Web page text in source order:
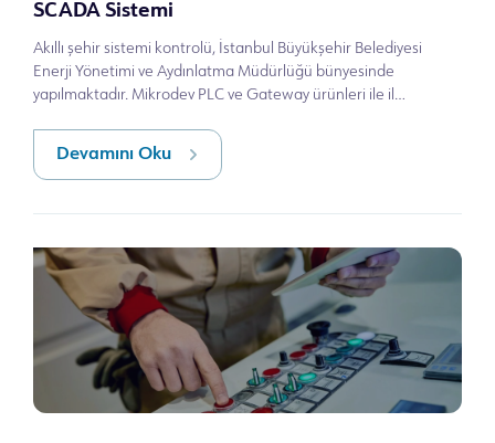
SCADA Sistemi
Akıllı şehir sistemi kontrolü, İstanbul Büyükşehir Belediyesi
Enerji Yönetimi ve Aydınlatma Müdürlüğü bünyesinde
yapılmaktadır. Mikrodev PLC ve Gateway ürünleri ile il
Devamını Oku